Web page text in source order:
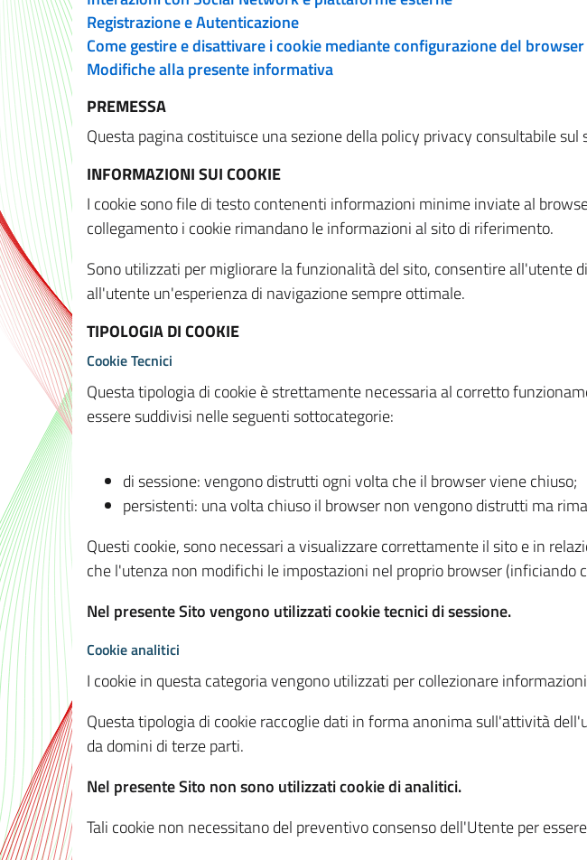
Registrazione e Autenticazione
Come gestire e disattivare i cookie mediante configurazione del browser
Modifiche alla presente informativa
PREMESSA
Questa pagina costituisce una sezione della policy privacy consultabile
INFORMAZIONI SUI COOKIE
I cookie sono file di testo contenenti informazioni minime inviate al
collegamento i cookie rimandano le informazioni al sito di riferimento.
Sono utilizzati per migliorare la funzionalità del sito, consentire all'utente
all'utente un'esperienza di navigazione sempre ottimale.
TIPOLOGIA DI COOKIE
Cookie Tecnici
Questa tipologia di cookie è strettamente necessaria al corretto
essere suddivisi nelle seguenti sottocategorie:
di sessione: vengono distrutti ogni volta che il browser viene chiuso;
persistenti: una volta chiuso il browser non vengono distrutti ma
Questi cookie, sono necessari a visualizzare correttamente il sito e in
che l'utenza non modifichi le impostazioni nel proprio browser (inficiando
Nel presente Sito vengono utilizzati cookie tecnici di sessione.
Cookie analitici
I cookie in questa categoria vengono utilizzati per collezionare
Questa tipologia di cookie raccoglie dati in forma anonima sull'attività
da domini di terze parti.
Nel presente Sito non sono utilizzati cookie di analitici.
Tali cookie non necessitano del preventivo consenso dell'Utente per